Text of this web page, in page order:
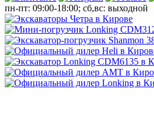
пн-пт: 09:00-18:00; сб,вс: выходной